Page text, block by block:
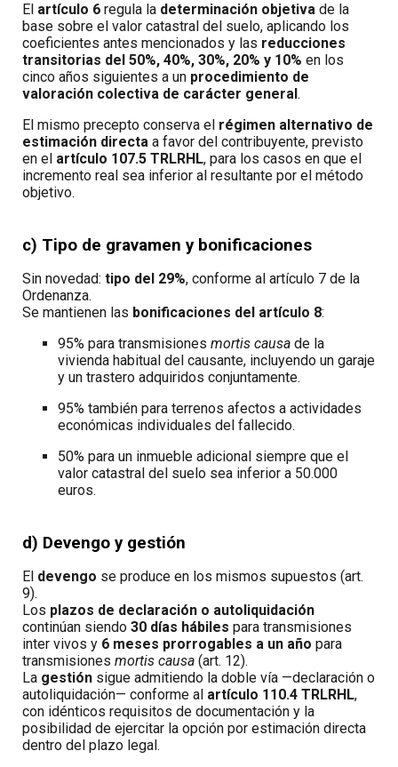
El artículo 6 regula la determinación objetiva de la
base sobre el valor catastral del suelo, aplicando los
coeficientes antes mencionados y las reducciones
transitorias del 50%, 40%, 30%, 20% y 10% en los
cinco años siguientes a un procedimiento de
valoración colectiva de carácter general.
El mismo precepto conserva el régimen alternativo de
estimación directaa favor del contribuyente, previsto
en el artículo 107.5 TRLRHL, para los casos en que el
incremento real sea inferior al resultante por el método
objetivo.
c) Tipo de gravamen y bonificaciones
Sin novedad: tipo del 29%, conforme al artículo 7 de la
Ordenanza.
Se mantienen las bonificaciones del artículo 8:
95% para transmisionesmortis causa de la
vivienda habitual del causante, incluyendo un garaje
y un trastero adquiridos conjuntamente.
95% también para terrenos afectos a actividades
económicas individuales del fallecido.
50% para un inmueble adicional siempre que el
valor catastral del suelo sea inferior a 50.000
euros.
d) Devengo y gestión
El devengo se produce en los mismos supuestos (art.
9).
Los plazos de declaración o autoliquidación
continúan siendo30 días hábiles para transmisiones
inter vivos y 6 meses prorrogables a un añopara
transmisionesmortis causa (art. 12).
La gestión sigue admitiendo la doble vía —declaración o
autoliquidación— conforme al artículo 110.4 TRLRHL,
con idénticos requisitos de documentación y la
posibilidad de ejercitar la opción por estimación directa
dentro del plazo legal.